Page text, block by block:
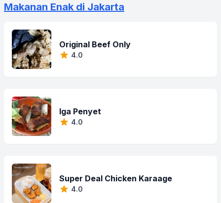
Makanan Enak di Jakarta
Original Beef Only
4.0
Iga Penyet
4.0
Super Deal Chicken Karaage
4.0